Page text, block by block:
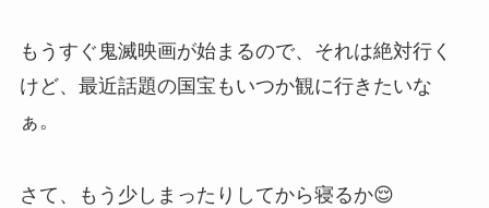
もうすぐ鬼滅映画が始まるので、それは絶対行く
けど、最近話題の国宝もいつか観に行きたいな
ぁ。
さて、もう少しまったりしてから寝るか😌